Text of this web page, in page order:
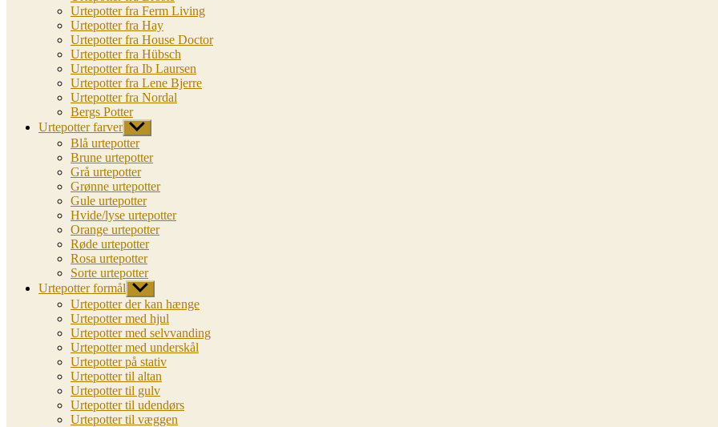
Urtepotter fra Ferm Living
Urtepotter fra Hay
Urtepotter fra House Doctor
Urtepotter fra Hübsch
Urtepotter fra Ib Laursen
Urtepotter fra Lene Bjerre
Urtepotter fra Nordal
Bergs Potter
Urtepotter farver Vis
undermenu
Blå urtepotter
Brune urtepotter
Grå urtepotter
Grønne urtepotter
Gule urtepotter
Hvide/lyse urtepotter
Orange urtepotter
Røde urtepotter
Rosa urtepotter
Sorte urtepotter
Urtepotter formål Vis
undermenu
Urtepotter der kan hænge
Urtepotter med hjul
Urtepotter med selvvanding
Urtepotter med underskål
Urtepotter på stativ
Urtepotter til altan
Urtepotter til gulv
Urtepotter til udendørs
Urtepotter til væggen